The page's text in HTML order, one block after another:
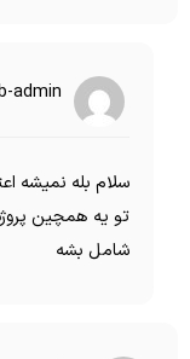
admin
سلام بله نمیشه
شامل بشه